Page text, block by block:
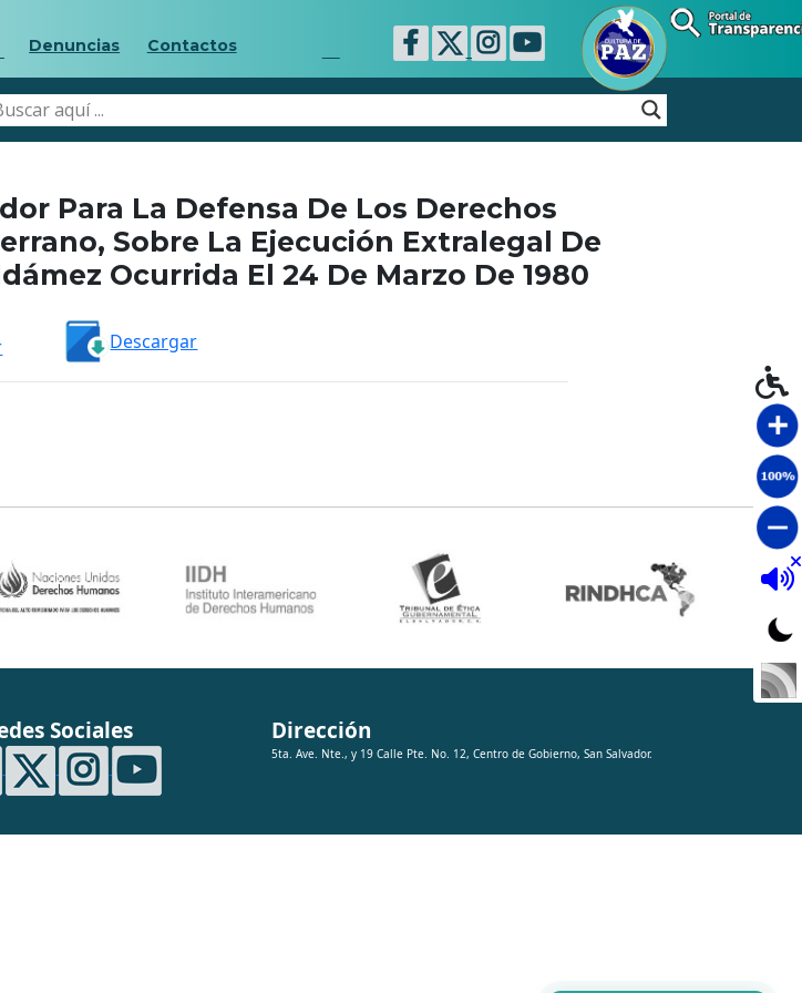
Denuncias Contactos
Para La Defensa De Los Derechos
Sobre La Ejecución Extralegal De
Ocurrida El 24 De Marzo De 1980
Descargar
Sociales Dirección
5ta. Ave. Nte., y 19 Calle Pte. No. 12, Centro de Gobierno, San Salvador.